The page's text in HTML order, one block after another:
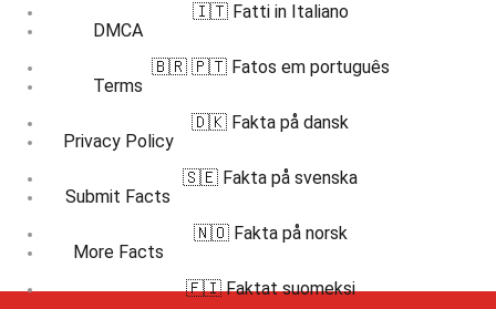
DMCA
Terms
Privacy Policy
Submit Facts
More Facts
🇮🇹 Fatti in Italiano
🇧🇷 🇵🇹 Fatos em português
🇩🇰 Fakta på dansk
🇸🇪 Fakta på svenska
🇳🇴 Fakta på norsk
🇫🇮 Faktat suomeksi